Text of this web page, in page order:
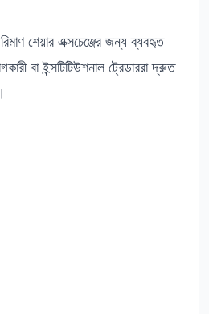
শেয়ার এক্সচেঞ্জের জন্য ব্যবহৃত
বা ইন্সটিটিউশনাল ট্রেডাররা দ্রুত